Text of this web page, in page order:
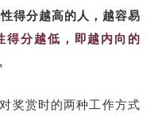
得分越高的人，越容易
得分越低，即越内向的
奖赏时的两种工作方式